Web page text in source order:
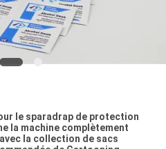
le sparadrap de protection
la machine complètement
la collection de sacs